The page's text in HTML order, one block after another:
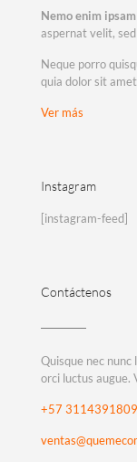
Nemo enim ipsam
aspernat velit, sed
Neque porro
quia dolor sit
Ver más
Instagram
[instagram-feed]
Contáctenos
Quisque nec
orci luctus augue.
+57 3114391809